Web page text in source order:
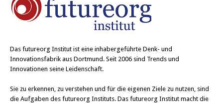
Das futureorg Institut ist eine inhabergeführte Denk- und
Innovationsfabrik aus Dortmund. Seit 2006 sind Trends und
Innovationen seine Leidenschaft.
Sie zu erkennen, zu verstehen und für die eigenen Ziele zu nutzen, sind
die Aufgaben des futureorg Instituts. Das futureorg Institut macht die